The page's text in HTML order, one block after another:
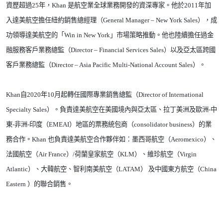
資歷超過25年， Khan 是航空業全球業務開發的資深專家。他於2011年加
入達美航空擔任紐約銷售總經理（General Manager – New York Sales），成
功領導達美航空的「 Win in New York 」市場策略推動。他也陸續擔任過金
融服務客戶業務總監（Director – Financial Services Sales）以及亞太區跨國
客戶業務總監（Director – Asia Pacific Multi-National Account Sales）。
Khan 自2020年10月起轉任國際專業銷售總監（Director of International
Specialty Sales）。負責達美航空在美國境內與亞太區、拉丁美洲及歐洲-中
東-非洲-印度（EMEAI）地區的票務統包商（consolidator business）的業
務合作。 Khan 也負責達美航空合作夥伴如：墨西哥航空（Aeromexico）、
法國航空（Air France） /荷蘭皇家航空（KLM）、維珍航空（Virgin
Atlantic）、大韓航空、智利南美航空（LATAM） 及中國東方航空（China
Eastern ）的聯合銷售。